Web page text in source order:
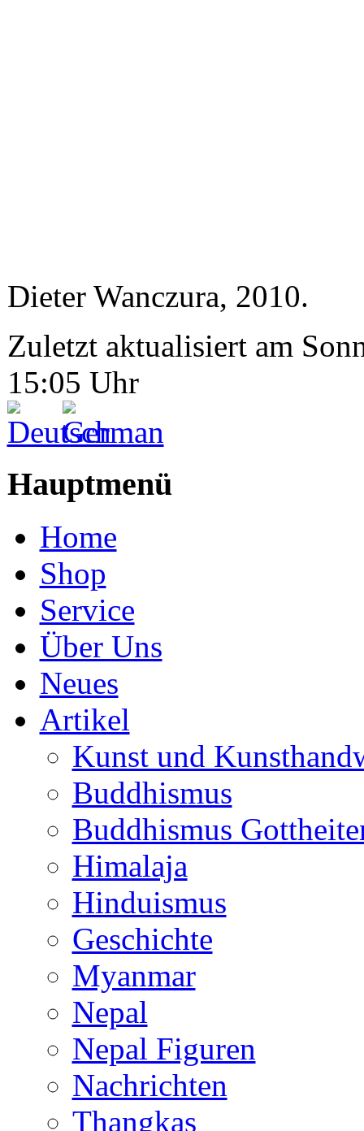
Dieter Wanczura, 2010.
Zuletzt aktualisiert am
15:05 Uhr
Hauptmenü
Home
Shop
Service
Über Uns
Neues
Artikel
Kunst und
Buddhismus
Buddhismus
Himalaja
Hinduismus
Geschichte
Myanmar
Nepal
Nepal Figuren
Nachrichten
Thangkas